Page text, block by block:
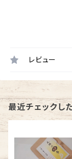
レビュー
最近チェックし